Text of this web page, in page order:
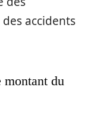
accidents
montant du